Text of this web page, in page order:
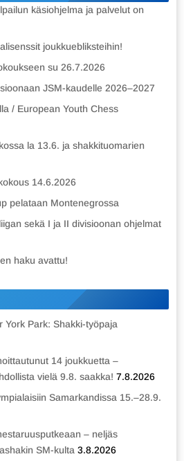
käsiohjelma ja palvelut on
joukkuebliksteihin!
su 26.7.2026
JSM-kaudelle 2026–2027
/ European Youth Chess
la 13.6. ja shakkituomarien
14.6.2026
pelataan Montenegrossa
sekä I ja II divisioonan ohjelmat
haku avattu!
York Park: Shakki-työpaja
14 joukkuetta –
vielä 9.8. saakka! 7.8.2026
Samarkandissa 15.–28.9.
– neljäs
SM-kulta 3.8.2026